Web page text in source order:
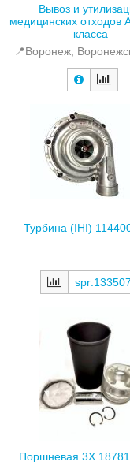
Вывоз и
медицинских отходов
класса
📍Воронеж,
Турбина (IHI)
Поршневая 3X